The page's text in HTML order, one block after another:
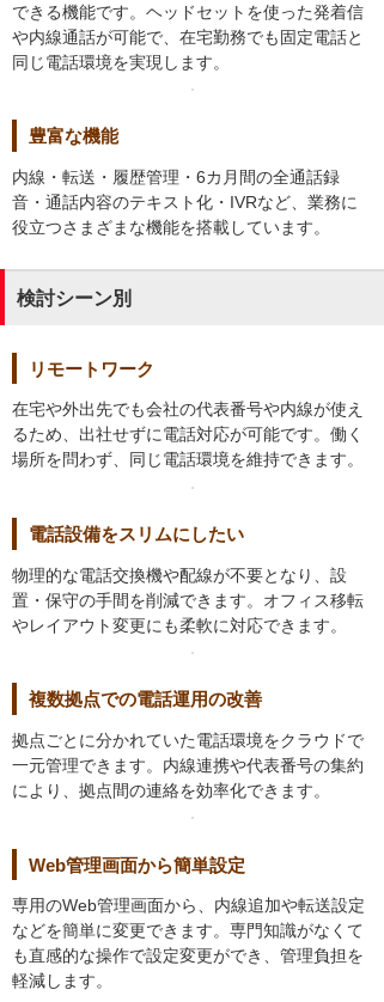
できる機能です。ヘッドセットを使った発着信
や内線通話が可能で、在宅勤務でも固定電話と
同じ電話環境を実現します。
豊富な機能
内線・転送・履歴管理・6カ月間の全通話録
音・通話内容のテキスト化・IVRなど、業務に
役立つさまざまな機能を搭載しています。
検討シーン別
リモートワーク
在宅や外出先でも会社の代表番号や内線が使え
るため、出社せずに電話対応が可能です。働く
場所を問わず、同じ電話環境を維持できます。
電話設備をスリムにしたい
物理的な電話交換機や配線が不要となり、設
置・保守の手間を削減できます。オフィス移転
やレイアウト変更にも柔軟に対応できます。
複数拠点での電話運用の改善
拠点ごとに分かれていた電話環境をクラウドで
一元管理できます。内線連携や代表番号の集約
により、拠点間の連絡を効率化できます。
Web管理画面から簡単設定
専用のWeb管理画面から、内線追加や転送設定
などを簡単に変更できます。専門知識がなくて
も直感的な操作で設定変更ができ、管理負担を
軽減します。